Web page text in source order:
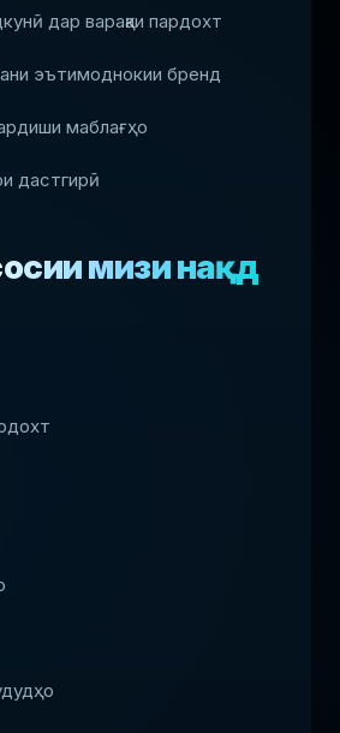
дар варақаи пардохт
эътимоднокии бренд
маблағҳо
дастгирӣ
мизи нақд